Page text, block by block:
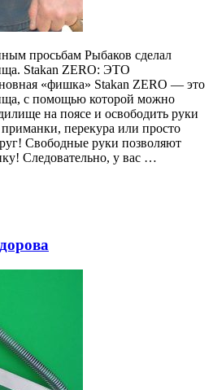
просьбам Рыбаков сделал
Stakan ZERO: ЭТО
«фишка» Stakan ZERO — это
с помощью которой можно
на поясе и освободить руки
перекура или просто
Свободные руки позволяют
Следовательно, у вас …